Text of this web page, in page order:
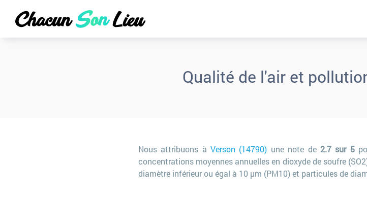
Qualité de l'air et
Nous attribuons àVerson (14790) une note de 2.7 sur 5
concentrations moyennes annuelles en dioxyde de soufre
diamètre inférieur ou égal à 10 µm (PM10) et particules de